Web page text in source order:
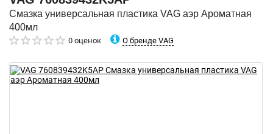
Смазка универсальная пластика VAG аэр Ароматная
400мл
0 оценок О бренде VAG